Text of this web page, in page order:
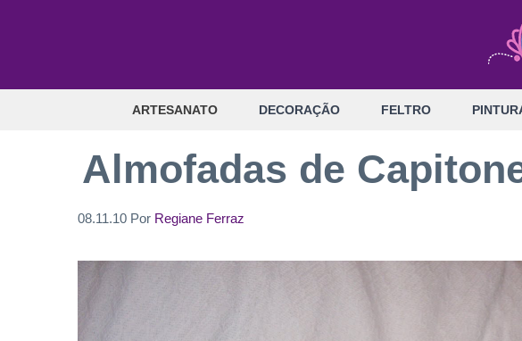
ARTESANATO DECORAÇÃO FELTRO
Almofadas de
08.11.10 Por Regiane Ferraz